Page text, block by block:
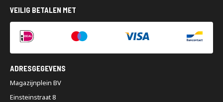
VEILIG BETALEN MET
ADRESGEGEVENS
Magazijnplein BV
Einsteinstraat 8